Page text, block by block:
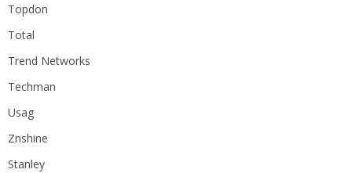
Topdon
Total
Trend Networks
Techman
Usag
Znshine
Stanley